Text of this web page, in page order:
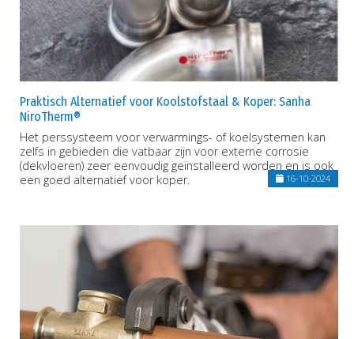
Praktisch Alternatief voor Koolstofstaal & Koper: Sanha
NiroTherm®
Het perssysteem voor verwarmings- of koelsystemen kan
zelfs in gebieden die vatbaar zijn voor externe corrosie
(dekvloeren) zeer eenvoudig geïnstalleerd worden en is ook
een goed alternatief voor koper.
16-10-2024